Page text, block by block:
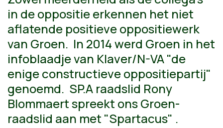
in de oppositie erkennen het niet
aflatende positieve oppositiewerk
van Groen. In 2014 werd Groen in het
infoblaadje van Klaver/N-VA "de
enige constructieve oppositiepartij"
genoemd. SP.A raadslid Rony
Blommaert spreekt ons Groen-
raadslid aan met "Spartacus" .